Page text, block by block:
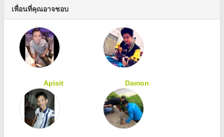
เพื่อนที่คุณอาจชอบ
Apisit Damon